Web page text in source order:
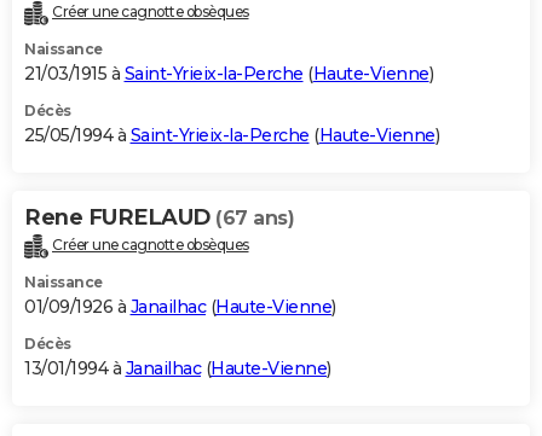
Créer une cagnotte obsèques
Naissance
21/03/1915 à Saint-Yrieix-la-Perche (Haute-Vienne)
Décès
25/05/1994 à Saint-Yrieix-la-Perche (Haute-Vienne)
Rene FURELAUD (67 ans)
Créer une cagnotte obsèques
Naissance
01/09/1926 à Janailhac(Haute-Vienne)
Décès
13/01/1994 à Janailhac(Haute-Vienne)